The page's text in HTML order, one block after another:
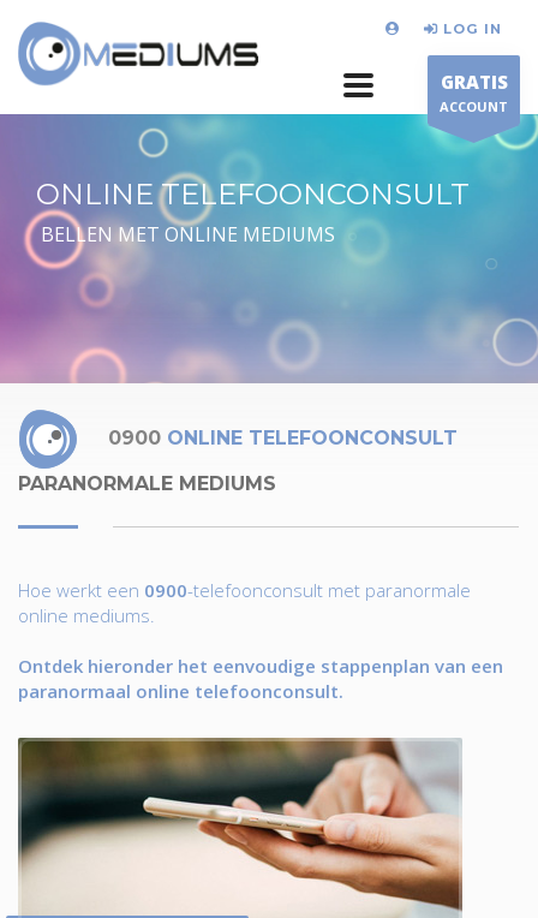
LOG IN
GRATIS
ACCOUNT
ONLINE TELEFOONCONSULT
BELLEN MET ONLINE MEDIUMS
0900 ONLINE TELEFOONCONSULT
PARANORMALE MEDIUMS
Hoe werkt een 0900-telefoonconsult met paranormale
online mediums.
Ontdek hieronder het eenvoudige stappenplan van een
paranormaal online telefoonconsult.